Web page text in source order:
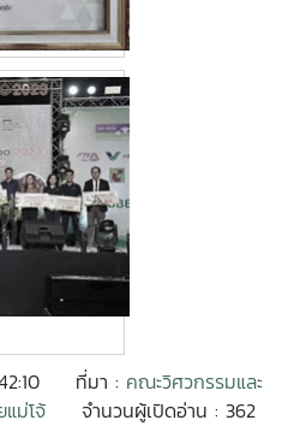
ที่มา : คณะวิศวกรรมและ
ม่โจ้
จำนวนผู้เปิดอ่าน : 362